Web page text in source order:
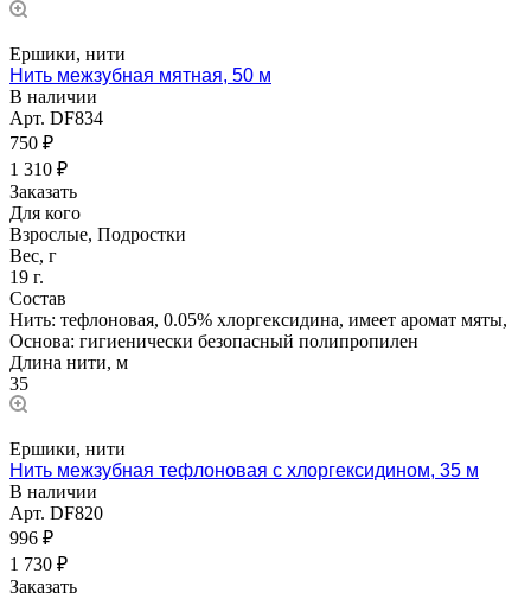
Ершики, нити
Нить межзубная мятная, 50 м
В наличии
Арт. DF834
750 ₽
1 310 ₽
Заказать
Для кого
Взрослые, Подростки
Вес, г
19 г.
Состав
Нить: тефлоновая, 0.05% хлоргексидина, имеет аромат мяты,
Основа: гигиенически безопасный полипропилен
Длина нити, м
35
Ершики, нити
Нить межзубная тефлоновая с хлоргексидином, 35 м
В наличии
Арт. DF820
996 ₽
1 730 ₽
Заказать